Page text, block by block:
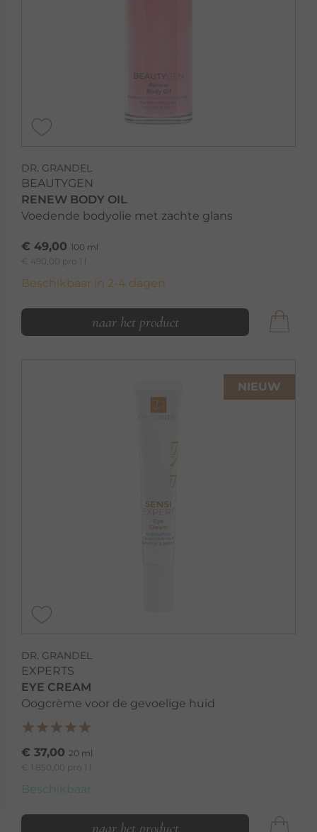
DR. GRANDEL
BEAUTYGEN
RENEW BODY OIL
Voedende bodyolie met zachte glans
€ 49,00 100 ml
€ 490,00 pro 1 l
Beschikbaar in 2-4 dagen
naar het product
NIEUW
DR. GRANDEL
EXPERTS
EYE CREAM
Oogcrème voor de gevoelige huid
€ 37,00 20 ml
€ 1.850,00 pro 1 l
Beschikbaar
naar het product